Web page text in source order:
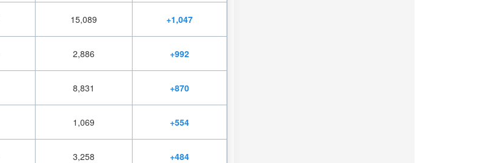
15,089 +1,047
2,886 +992
8,831 +870
1,069 +554
3,258 +484